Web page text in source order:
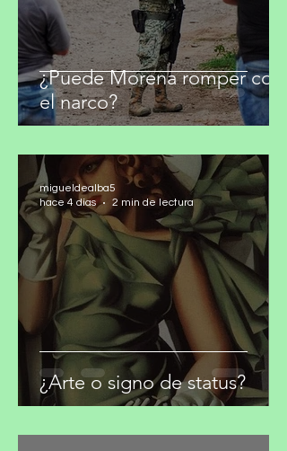
¿Puede Morena romper con
el narco?
¿Arte o signo de status?
migueldealba5
hace 4 días
2 min de lectura